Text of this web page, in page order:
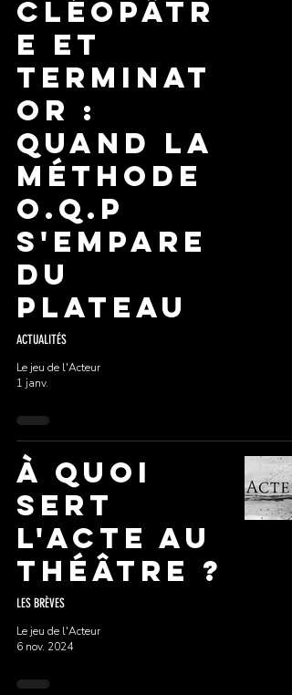
Cléopâtr
e et
Terminat
or :
Quand la
méthode
O.Q.P
s'empare
du
plateau
ACTUALITÉS
Le jeu de l'Acteur
1 janv.
À quoi
sert
l'acte au
théâtre ?
LES BRÈVES
Le jeu de l'Acteur
6 nov. 2024